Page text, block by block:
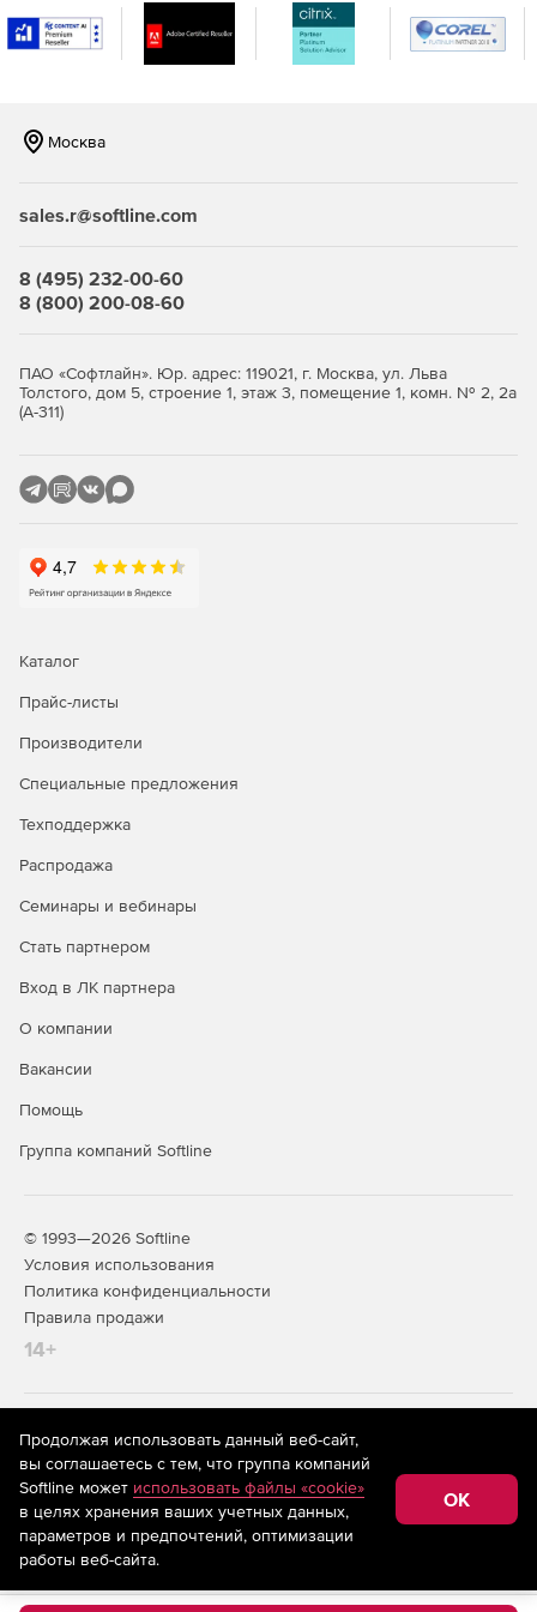
параллельных программ, включая MPI, OpenMP и
гибридные приложения MPI / OpenMP.
Москва
sales.r@softline.com
8 (495) 232-00-60
8 (800) 200-08-60
ПАО «Софтлайн». Юр. адрес: 119021, г. Москва, ул. Льва
Толстого, дом 5, строение 1, этаж 3, помещение 1, комн. № 2, 2а
(А-311)
Каталог
Прайс-листы
Производители
Специальные предложения
Техподдержка
Распродажа
Семинары и вебинары
Стать партнером
Вход в ЛК партнера
О компании
Вакансии
Помощь
Группа компаний Softline
© 1993—2026 Softline
Условия использования
Политика конфиденциальности
Правила продажи
14+
На информационном ресурсе store.softline.ru применяются
рекомендательные технологии
(информационные технологии
предоставления информации на основе сбора,
систематизации и анализа сведений, относящихся к
предпочтениям пользователей сети «Интернет»,
находящихся на территории Российской Федерации)
Продолжая использовать данный веб-сайт,
вы соглашаетесь с тем, что группа компаний
Softline может использовать файлы «cookie»
в целях хранения ваших учетных данных,
параметров и предпочтений, оптимизации
работы веб-сайта.
OK